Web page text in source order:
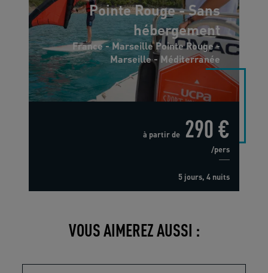
Pointe Rouge - Sans
hébergement
France - Marseille Pointe Rouge -
Marseille - Méditerranée
à partir de 290 €
/pers
5 jours, 4 nuits
VOUS AIMEREZ AUSSI :